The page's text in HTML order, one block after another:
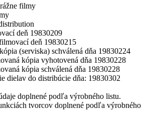
filmy
deň 19830209
deň 19830215
(serviska) schválená dňa 19830224
kópia vyhotovená dňa 19830228
kópia schválená dňa 19830228
dielav do distribúcie dňa: 19830302
doplnené podľa výrobného listu.
tvorcov doplnené podľa výrobného